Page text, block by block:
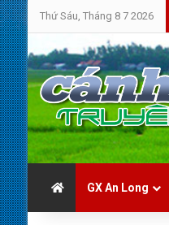
Thứ Sáu, Tháng 8 7 2026
GX An Long